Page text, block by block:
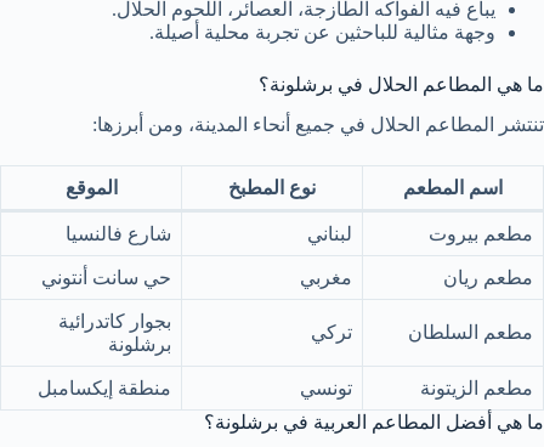
يباع فيه الفواكه الطازجة، العصائر، اللحوم الحلال.
وجهة مثالية للباحثين عن تجربة محلية أصيلة.
ما هي المطاعم الحلال في برشلونة؟
تنتشر المطاعم الحلال في جميع أنحاء المدينة، ومن أبرزها:
اسم المطعم نوع المطبخ الموقع
مطعم بيروت لبناني شارع فالنسيا
مطعم ريان مغربي حي سانت أنتوني
مطعم السلطان تركي
بجوار كاتدرائية
برشلونة
مطعم الزيتونة تونسي
منطقة إيكسامبل
ما هي أفضل المطاعم العربية في برشلونة؟